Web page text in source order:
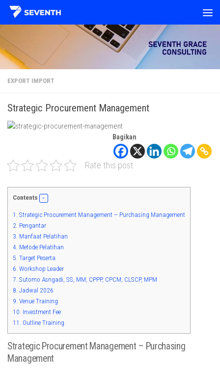
Skip to content
EXPORT IMPORT
Strategic Procurement Management
Bagikan
Rate this post
Contents
1. Strategic Procurement Management – Purchasing Management
2. Pengantar
3. Manfaat Pelatihan
4. Metode Pelatihan
5. Target Peserta
6. Workshop Leader
7. Sutomo Asngadi, SS, MM, CPPP, CPCM, CLSCP, MPM
8. Jadwal 2026
9. Venue Training
10. Investment Fee
11. Outline Training
Strategic Procurement Management – Purchasing
Management